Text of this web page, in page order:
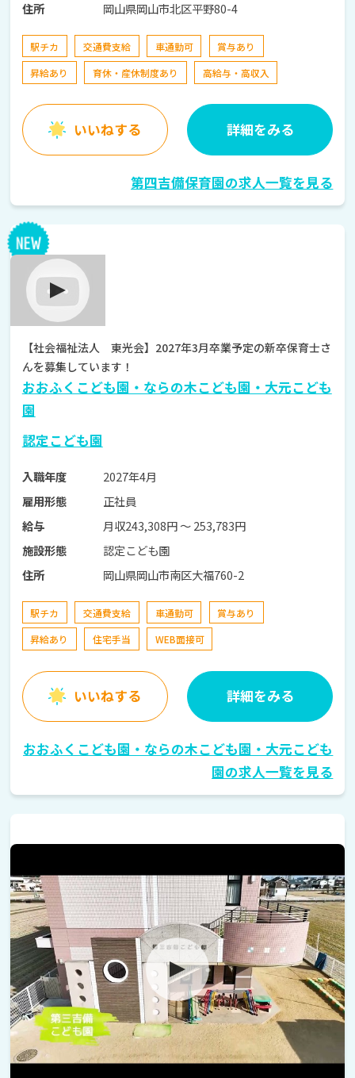
住所 岡山県岡山市北区平野80-4
駅チカ 交通費支給 車通勤可
賞与あり
昇給あり
育休・産休制度あり 高給与・高収入
いいねする 詳細をみる
第四吉備保育園の求人一覧を見る
【社会福祉法人 東光会】2027年3月卒業予定の新卒保育士さ
んを募集しています！
おおふくこども園・ならの木こども園・大元こども
園
認定こども園
入職年度
2027年4月
雇用形態
正社員
給与
月収243,308円 〜 253,783円
施設形態
認定こども園
住所
岡山県岡山市南区大福760-2
駅チカ 交通費支給 車通勤可
賞与あり
昇給あり
住宅手当 WEB面接可
いいねする 詳細をみる
おおふくこども園・ならの木こども園・大元こども
園の求人一覧を見る